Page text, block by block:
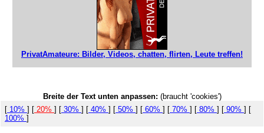
PrivatAmateure: Bilder, Videos, chatten, flirten, Leute treffen!
Breite der Text unten anpassen: (braucht 'cookies')
[ 10% ] [ 20% ] [ 30% ] [ 40% ] [ 50% ] [ 60% ] [ 70% ] [ 80% ] [ 90% ] [
100% ]